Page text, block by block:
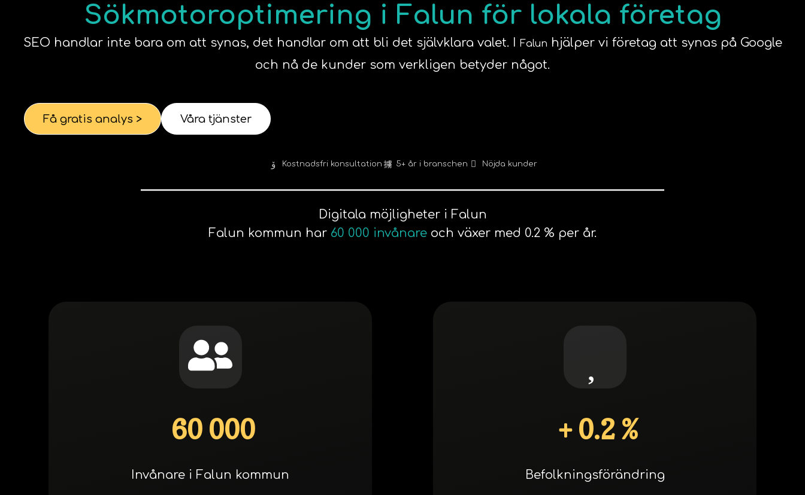
Sökmotoroptimering i Falun för lokala företag
SEO handlar inte bara om att synas, det handlar om att bli det självklara valet. I Falun hjälper vi företag att synas på Google
och nå de kunder som verkligen betyder något.
Få gratis analys > Våra tjänster
Kostnadsfri konsultation 5+ år i branschen Nöjda kunder
Digitala möjligheter i Falun
Falun kommun har 60 000 invånare och växer med 0.2 % per år.
60 000
Invånare i Falun kommun
+ 0.2 %
Befolkningsförändring